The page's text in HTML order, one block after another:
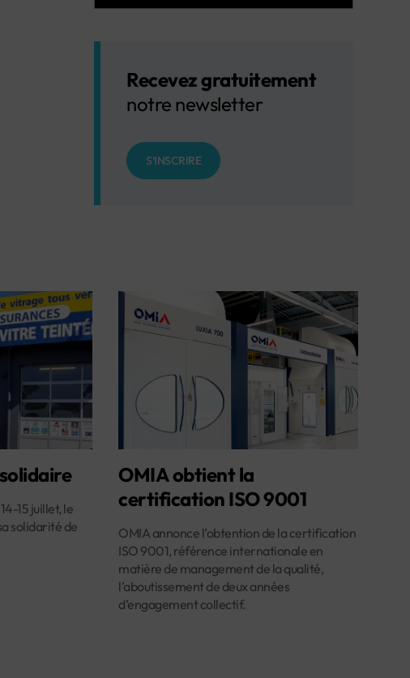
Recevez gratuitement
notre newsletter
S'INSCRIRE
15 juillet, le
solidarité de
OMIA obtient la
certification ISO 9001
OMIA annonce l’obtention de la certification
ISO 9001, référence internationale en
matière de management de la qualité,
l’aboutissement de deux années
d’engagement collectif.